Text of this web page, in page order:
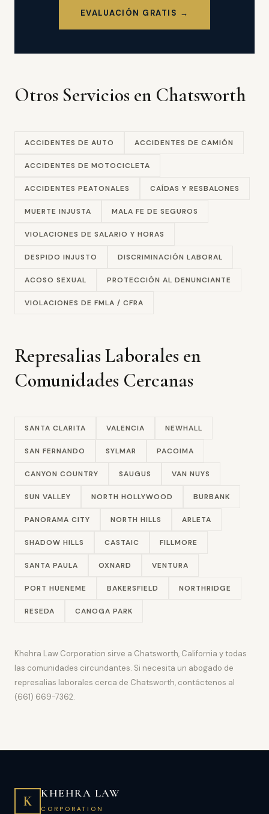
EVALUACIÓN GRATIS →
Otros Servicios en Chatsworth
ACCIDENTES DE AUTO ACCIDENTES DE CAMIÓN
ACCIDENTES DE MOTOCICLETA
ACCIDENTES PEATONALES CAÍDAS Y RESBALONES
MUERTE INJUSTA MALA FE DE SEGUROS
VIOLACIONES DE SALARIO Y HORAS
DESPIDO INJUSTO DISCRIMINACIÓN LABORAL
ACOSO SEXUAL PROTECCIÓN AL DENUNCIANTE
VIOLACIONES DE FMLA / CFRA
Represalias Laborales en
Comunidades Cercanas
SANTA CLARITA VALENCIA NEWHALL
SAN FERNANDO SYLMAR PACOIMA
CANYON COUNTRY SAUGUS VAN NUYS
SUN VALLEY NORTH HOLLYWOOD BURBANK
PANORAMA CITY NORTH HILLS ARLETA
SHADOW HILLS CASTAIC FILLMORE
SANTA PAULA OXNARD VENTURA
PORT HUENEME BAKERSFIELD NORTHRIDGE
RESEDA CANOGA PARK
Khehra Law Corporation sirve a Chatsworth, California y todas
las comunidades circundantes. Si necesita un abogado de
represalias laborales cerca de Chatsworth, contáctenos al
(661) 669-7362.
K
KHEHRA LAW
CORPORATION